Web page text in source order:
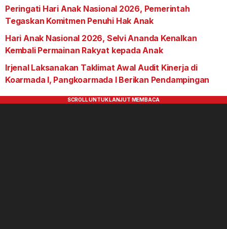
Peringati Hari Anak Nasional 2026, Pemerintah
Tegaskan Komitmen Penuhi Hak Anak
Hari Anak Nasional 2026, Selvi Ananda Kenalkan
Kembali Permainan Rakyat kepada Anak
Irjenal Laksanakan Taklimat Awal Audit Kinerja di
Koarmada I, Pangkoarmada I Berikan Pendampingan